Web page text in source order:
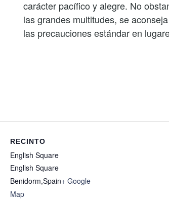
carácter pacífico y alegre. No
las grandes multitudes, se
las precauciones estándar en
RECINTO
English Square
English Square
Benidorm,Spain+ Google
Map